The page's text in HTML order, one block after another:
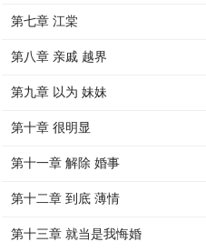
第七章 江棠
第八章 亲戚 越界
第九章 以为 妹妹
第十章 很明显
第十一章 解除 婚事
第十二章 到底 薄情
第十三章 就当是我悔婚